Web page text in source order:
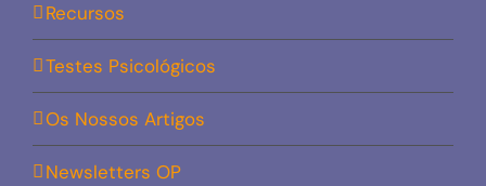
Recursos
Testes Psicológicos
Os Nossos Artigos
Newsletters OP